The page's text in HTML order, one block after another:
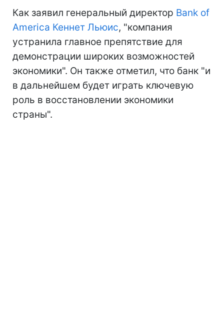
Как заявил генеральный директор Bank of
America Кеннет Льюис, "компания
устранила главное препятствие для
демонстрации широких возможностей
экономики". Он также отметил, что банк "и
в дальнейшем будет играть ключевую
роль в восстановлении экономики
страны".